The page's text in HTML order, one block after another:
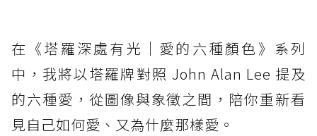
在《塔羅深處有光｜愛的六種顏色》系列
中，我將以塔羅牌對照 John Alan Lee 提及
的六種愛，從圖像與象徵之間，陪你重新看
見自己如何愛、又為什麼那樣愛。